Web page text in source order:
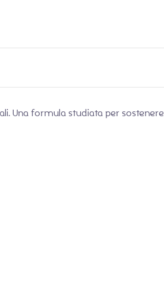
Una formula studiata per sostenere